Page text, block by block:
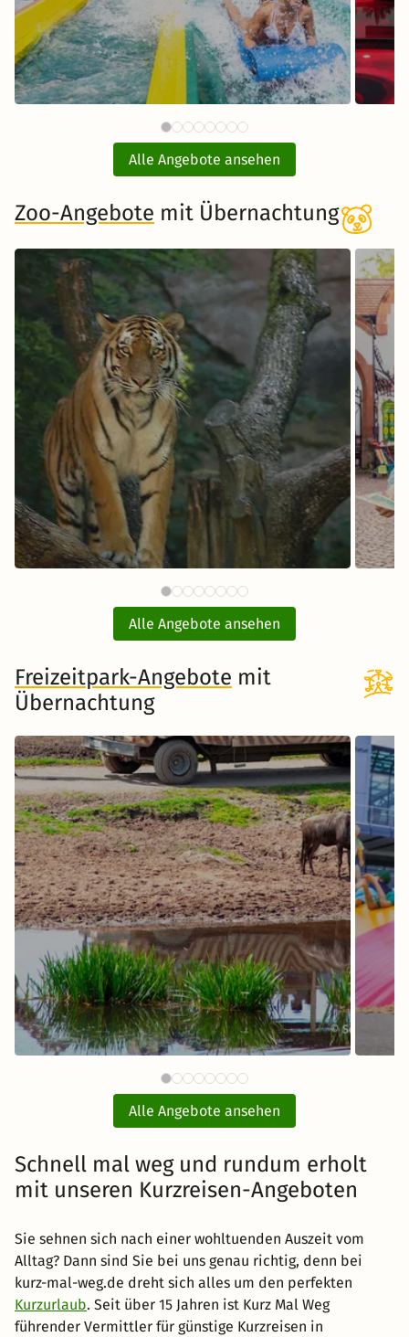
ab88 €
Therme Erding mit
Übernachtung
inkl. Übernachtung und Frühstück
Alle Angebote ansehen
Zoo-Angebote mit Übernachtung
ab59 €
Tiergarten Nürnberg mit Hotel
inkl. Übernachtung und Frühstück
Zum Angebot
Alle Angebote ansehen
Freizeitpark-Angebote mit
Übernachtung
ab97 €
Serengeti-Park Hodenhagen mit
Ticket und Hotel
inkl. Übernachtung und Frühstück
Zum Angebot
Alle Angebote ansehen
Schnell mal weg und rundum erholt
mit unseren Kurzreisen-Angeboten
Sie sehnen sich nach einer wohltuenden Auszeit vom
Alltag? Dann sind Sie bei uns genau richtig, denn bei
kurz-mal-weg.de dreht sich alles um den perfekten
Kurzurlaub. Seit über 15 Jahren ist Kurz Mal Weg
führender Vermittler für günstige Kurzreisen in